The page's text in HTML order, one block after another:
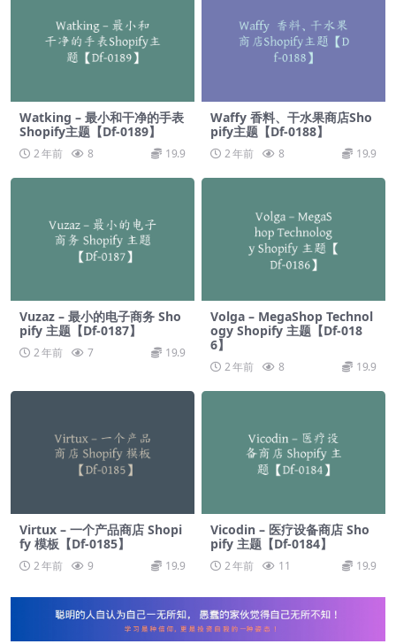
Watking – 最小和干净的手表
Shopify主题【Df-0189】
2 年前 8 19.9
Waffy 香料、干水果商店Sho
pify主题【Df-0188】
2 年前 8 19.9
Vuzaz – 最小的电子商务 Sho
pify 主题【Df-0187】
2 年前 7 19.9
Volga – MegaShop Technol
ogy Shopify 主题【Df-018
6】
2 年前 8 19.9
Virtux – 一个产品商店 Shopi
fy 模板【Df-0185】
2 年前 9 19.9
Vicodin – 医疗设备商店 Sho
pify 主题【Df-0184】
2 年前 11 19.9